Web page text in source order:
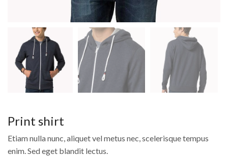
Print shirt
Etiam nulla nunc, aliquet vel metus nec, scelerisque tempus
enim. Sed eget blandit lectus.